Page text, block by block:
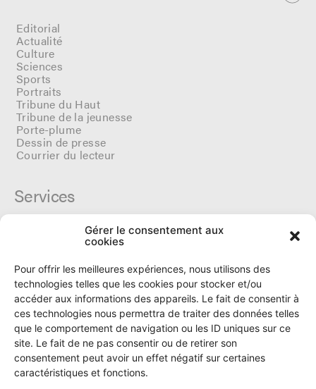
Gérer le consentement aux
cookies
Pour offrir les meilleures expériences, nous utilisons des
technologies telles que les cookies pour stocker et/ou
accéder aux informations des appareils. Le fait de consentir à
ces technologies nous permettra de traiter des données telles
que le comportement de navigation ou les ID uniques sur ce
site. Le fait de ne pas consentir ou de retirer son
consentement peut avoir un effet négatif sur certaines
caractéristiques et fonctions.
Editorial
Actualité
Culture
Sciences
Sports
Portraits
Tribune du Haut
Tribune de la jeunesse
Porte-plume
Dessin de presse
Courrier du lecteur
Services
Archives
Tarifs et dates de parutions
Politique de cookies
Politique de confidentialité
Le Ô